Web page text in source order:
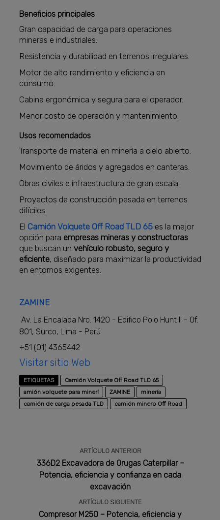
Beneficios principales
Gran capacidad de carga para operaciones
mineras e industriales.
Resistencia y durabilidad en terrenos irregulares.
Motor de alto rendimiento y eficiencia en
consumo.
Cabina ergonómica y segura para el operador.
Menor costo de operación y mantenimiento.
Usos recomendados
Transporte de material en minería a cielo abierto.
Movimiento de áridos y agregados en canteras.
Obras civiles e infraestructura de gran escala.
Proyectos de construcción pesada en terrenos
difíciles.
El Camión Volquete Off Road TLD 65 es la mejor
opción para empresas mineras y constructoras
que buscan unvehículo robusto, seguro y
eficiente, diseñado para maximizar la productividad
en entornos exigentes.
ZAMINE
Av. La Encalada Nro. 1420 - Edifico Polo Hunt II - Of.
801, Surco, Lima - Perú
+51 (01) 4365442
Visitar sitio Web
ETIQUETAS
Camión Volquete Off Road TLD 65
amión volquete para minerí
ZAMINE
minería
camión de carga pesada TLD
camión minero Off Road
ARTÍCULO ANTERIOR
336D2 Excavadora de Orugas Caterpillar –
Potencia, eficiencia y confianza en cada
excavación
ARTÍCULO SIGUIENTE
Compresor M250 – Potencia, eficiencia y